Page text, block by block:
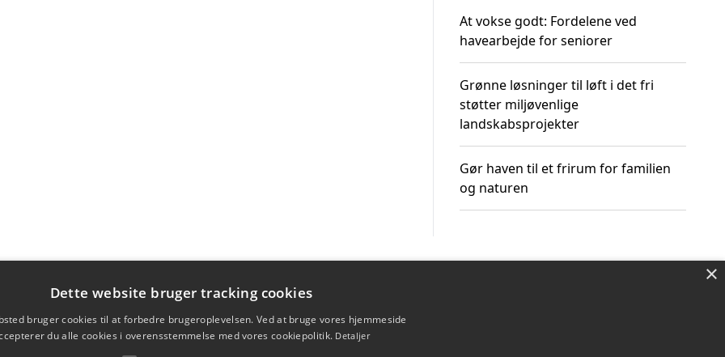
At vokse godt: Fordelene ved
havearbejde for seniorer
Grønne løsninger til løft i det fri
støtter miljøvenlige
landskabsprojekter
Gør haven til et frirum for familien
og naturen
×
Dette website bruger tracking cookies
bruger cookies til at forbedre brugeroplevelsen. Ved at bruge vores hjemmeside
du alle cookies i overensstemmelse med vores cookiepolitik. Detaljer